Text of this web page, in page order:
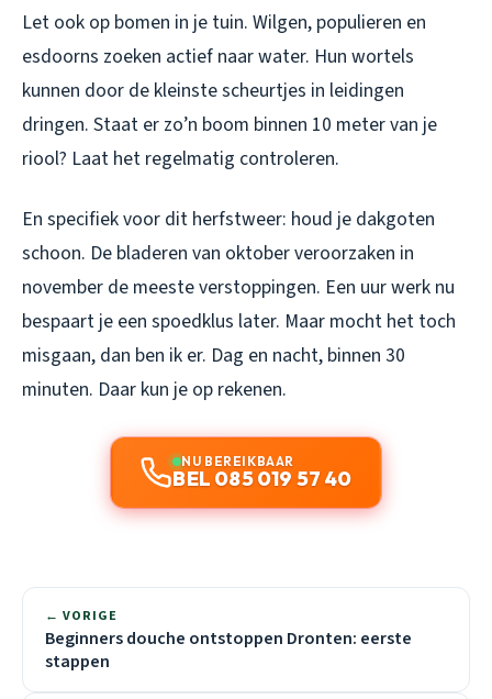
Let ook op bomen in je tuin. Wilgen, populieren en
esdoorns zoeken actief naar water. Hun wortels
kunnen door de kleinste scheurtjes in leidingen
dringen. Staat er zo’n boom binnen 10 meter van je
riool? Laat het regelmatig controleren.
En specifiek voor dit herfstweer: houd je dakgoten
schoon. De bladeren van oktober veroorzaken in
november de meeste verstoppingen. Een uur werk nu
bespaart je een spoedklus later. Maar mocht het toch
misgaan, dan ben ik er. Dag en nacht, binnen 30
minuten. Daar kun je op rekenen.
NU BEREIKBAAR
BEL 085 019 57 40
← VORIGE
Beginners douche ontstoppen Dronten: eerste
stappen